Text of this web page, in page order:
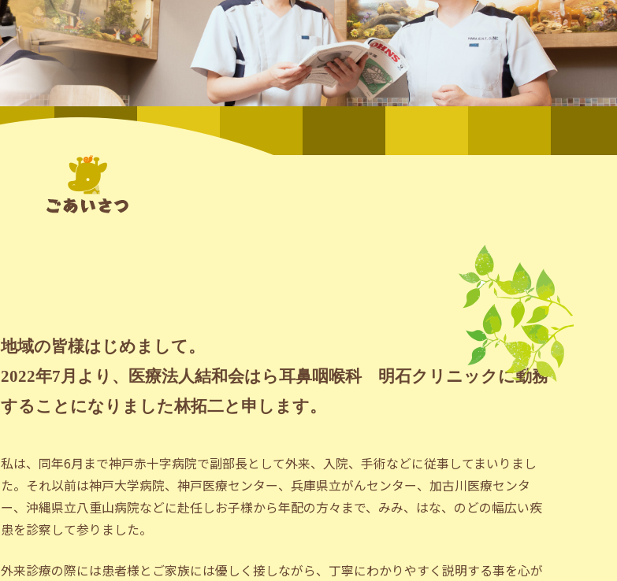
地域の皆様はじめまして。
2022年7月より、医療法人結和会はら耳鼻咽喉科 明石クリニックに勤務
することになりました林拓二と申します。
私は、同年6月まで神戸赤十字病院で副部長として外来、入院、手術などに従事してまいりまし
た。それ以前は神戸大学病院、神戸医療センター、兵庫県立がんセンター、加古川医療センタ
ー、沖縄県立八重山病院などに赴任しお子様から年配の方々まで、みみ、はな、のどの幅広い疾
患を診察して参りました。
外来診療の際には患者様とご家族には優しく接しながら、丁寧にわかりやすく説明する事を心が